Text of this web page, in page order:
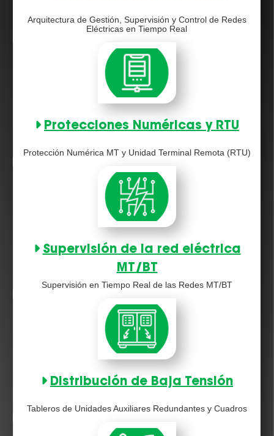
Arquitectura de Gestión, Supervisión y Control de Redes
Eléctricas en Tiempo Real
Protecciones Numéricas y RTU
Protección Numérica MT y Unidad Terminal Remota (RTU)
Supervisión de la red eléctrica
MT/BT
Supervisión en Tiempo Real de las Redes MT/BT
Distribución de Baja Tensión
Tableros de Unidades Auxiliares Redundantes y Cuadros